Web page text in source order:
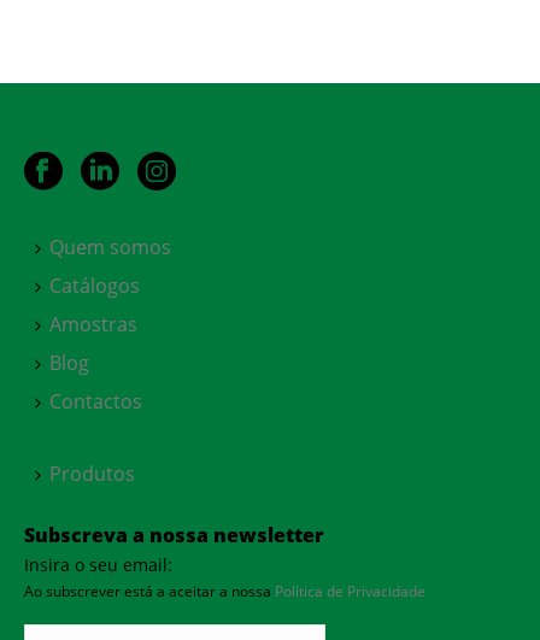
Quem somos
Catálogos
Amostras
Blog
Contactos
Produtos
Subscreva a nossa newsletter
Insira o seu email:
Ao subscrever está a aceitar a nossa Política de Privacidade